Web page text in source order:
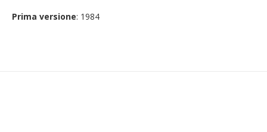
Prima versione: 1984